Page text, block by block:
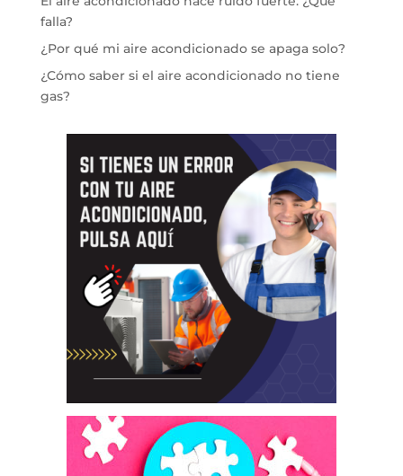
falla?
¿Por qué mi aire acondicionado se apaga solo?
¿Cómo saber si el aire acondicionado no tiene
gas?